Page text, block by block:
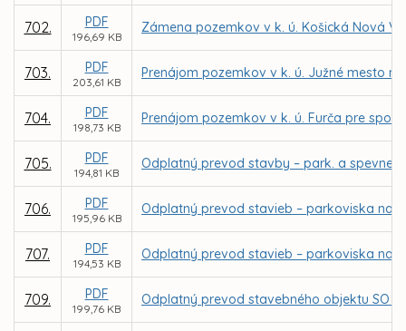
702. PDF
196,69 KB
Zámena pozemkov v k. ú. Košická Nová
703. PDF
203,61 KB
Prenájom pozemkov v k. ú. Južné mesto
704. PDF
198,73 KB
Prenájom pozemkov v k. ú. Furča pre
705. PDF
194,81 KB
Odplatný prevod stavby – park. a
706. PDF
195,96 KB
Odplatný prevod stavieb – parkoviska na
707. PDF
194,53 KB
Odplatný prevod stavieb – parkoviska na
709. PDF
199,76 KB
Odplatný prevod stavebného objektu SO